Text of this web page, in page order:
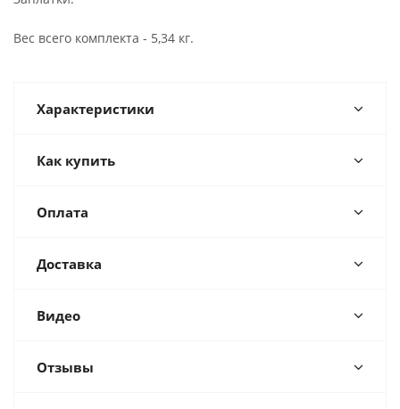
Вес всего комплекта - 5,34 кг.
Характеристики
Как купить
Оплата
Доставка
Видео
Отзывы